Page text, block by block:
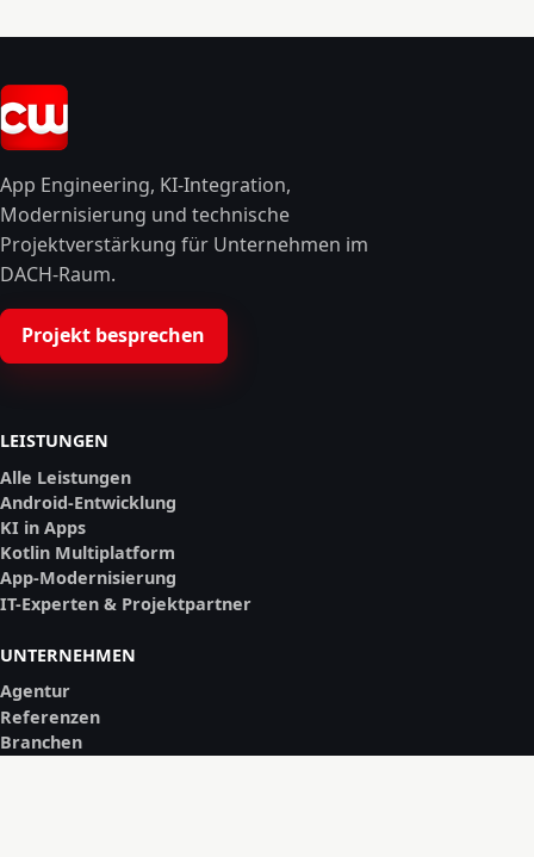
App Engineering, KI-Integration,
Modernisierung und technische
Projektverstärkung für Unternehmen im
DACH-Raum.
Projekt besprechen
LEISTUNGEN
Alle Leistungen
Android-Entwicklung
KI in Apps
Kotlin Multiplatform
App-Modernisierung
IT-Experten & Projektpartner
UNTERNEHMEN
Agentur
Referenzen
Branchen